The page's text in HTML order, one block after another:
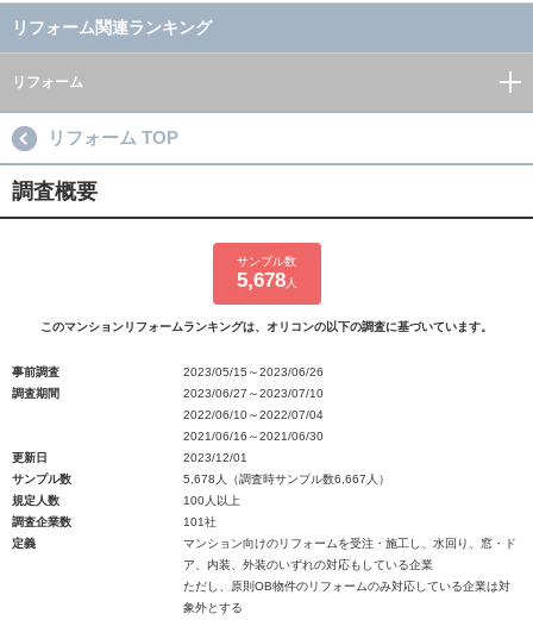
リフォーム関連ランキング
リフォーム
リフォーム TOP
調査概要
サンプル数
5,678人
このマンションリフォームランキングは、オリコンの以下の調査に基づいています。
事前調査
2023/05/15～2023/06/26
調査期間
2023/06/27～2023/07/10
2022/06/10～2022/07/04
2021/06/16～2021/06/30
更新日
2023/12/01
サンプル数
5,678人（調査時サンプル数6,667人）
規定人数
100人以上
調査企業数
101社
定義
マンション向けのリフォームを受注・施工し、水回り、窓・ド
ア、内装、外装のいずれの対応もしている企業
ただし、原則OB物件のリフォームのみ対応している企業は対
象外とする